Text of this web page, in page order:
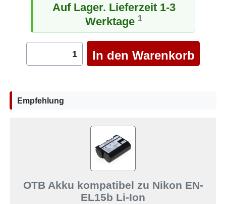
Auf Lager. Lieferzeit 1-3
Werktage 1
Empfehlung
OTB Akku kompatibel zu Nikon EN-
EL15b Li-Ion